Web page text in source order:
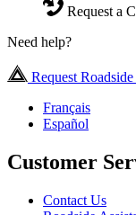
Request a
Need help?
Request
Français
Español
Customer
Contact Us